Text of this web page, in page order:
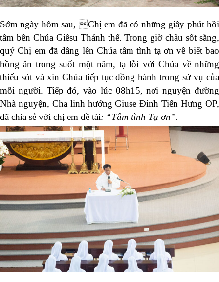
Sớm ngày hôm sau, Chị em đã có những giây phút hồi
tâm bên Chúa Giêsu Thánh thể. Trong giờ chầu sốt sắng,
quý Chị em đã dâng lên Chúa tâm tình tạ ơn về biết bao
hồng ân trong suốt một năm, tạ lỗi với Chúa về những
thiếu sót và xin Chúa tiếp tục đồng hành trong sứ vụ của
mỗi người. Tiếp đó, vào lúc 08h15, nơi nguyện đường
Nhà nguyện, Cha linh hướng Giuse Đinh Tiến Hưng OP,
đã chia sẻ với chị em đề tài: “Tâm tình Tạ ơn”.